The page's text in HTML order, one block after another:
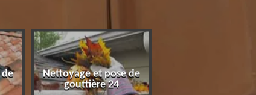
Nettoyage et pose de
gouttière 24